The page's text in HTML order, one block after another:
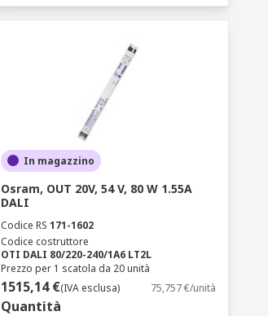
In magazzino
Osram, OUT 20V, 54 V, 80 W 1.55A
DALI
Codice RS 171-1602
Codice costruttore
OTI DALI 80/220-240/1A6 LT2L
Prezzo per 1 scatola da 20 unità
1515,14 €(IVA esclusa) 75,757 €/unità
Quantità